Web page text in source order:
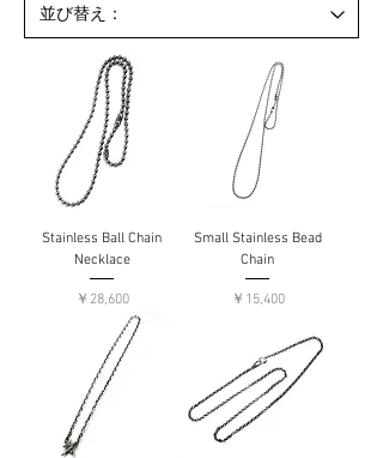
Stainless Ball Chain
Necklace
価格
￥28,600
Small Stainless Bead
Chain
価格
￥15,400